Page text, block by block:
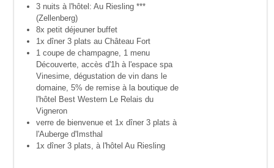
3 nuits à l'hôtel: Au Riesling ***
(Zellenberg)
8x petit déjeuner buffet
1x dîner 3 plats au Château Fort
1 coupe de champagne, 1 menu
Découverte, accès d'1h à l'espace spa
Vinesime, dégustation de vin dans le
domaine, 5% de remise à la boutique de
l'hôtel Best Western Le Relais du
Vigneron
verre de bienvenue et 1x dîner 3 plats à
l'Auberge d'Imsthal
1x dîner 3 plats, à l'hôtel Au Riesling